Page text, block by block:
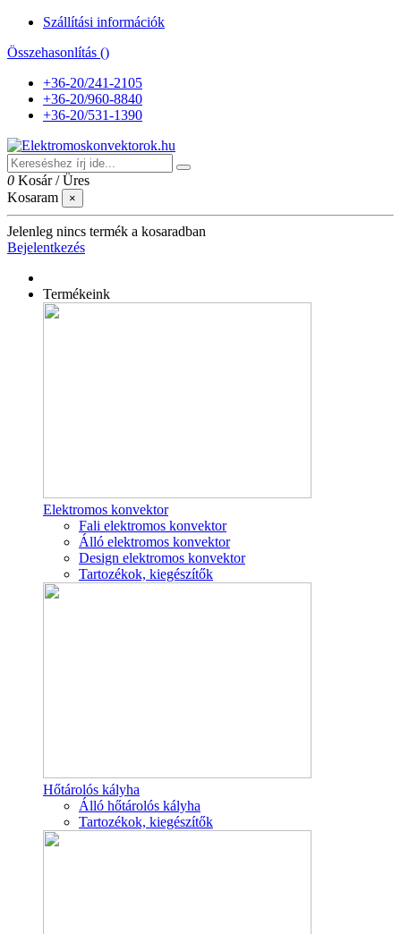
Szállítási információk
Összehasonlítás ()
+36-20/241-2105
+36-20/960-8840
+36-20/531-1390
0 Kosár /Üres
Kosaram
×
Jelenleg nincs termék a kosaradban
Bejelentkezés
Termékeink
Elektromos konvektor
Fali elektromos konvektor
Álló elektromos konvektor
Design elektromos konvektor
Tartozékok, kiegészítők
Hőtárolós kályha
Álló hőtárolós kályha
Tartozékok, kiegészítők